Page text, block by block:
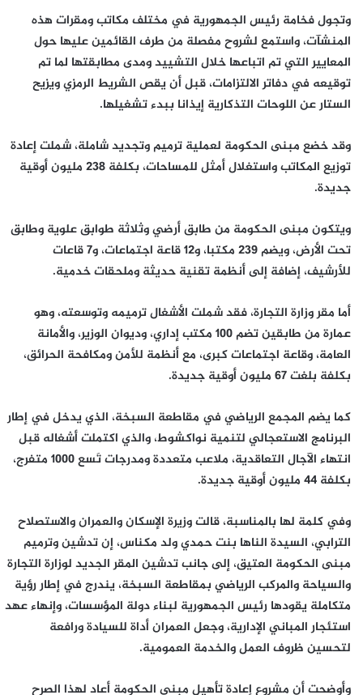
وتجول فخامة رئيس الجمهورية في مختلف مكاتب ومقرات هذه
المنشآت، واستمع لشروح مفصلة من طرف القائمين عليها حول
المعايير التي تم اتباعها خلال التشييد ومدى مطابقتها لما تم
توقيعه في دفاتر الالتزامات، قبل أن يقص الشريط الرمزي ويزيح
الستار عن اللوحات التذكارية إيذانا ببدء تشغيلها.
وقد خضع مبنى الحكومة لعملية ترميم وتجديد شاملة، شملت إعادة
توزيع المكاتب واستغلال أمثل للمساحات، بكلفة 238 مليون أوقية
جديدة.
ويتكون مبنى الحكومة من طابق أرضي وثلاثة طوابق علوية وطابق
تحت الأرض، ويضم 239 مكتبا، و12 قاعة اجتماعات، و7 قاعات
للأرشيف، إضافة إلى أنظمة تقنية حديثة وملحقات خدمية.
أما مقر وزارة التجارة، فقد شملت الأشغال ترميمه وتوسعته، وهو
عمارة من طابقين تضم 100 مكتب إداري، وديوان الوزير، والأمانة
العامة، وقاعة اجتماعات كبرى، مع أنظمة للأمن ومكافحة الحرائق،
بكلفة بلغت 67 مليون أوقية جديدة.
كما يضم المجمع الرياضي في مقاطعة السبخة، الذي يدخل في إطار
البرنامج الاستعجالي لتنمية نواكشوط، والذي اكتملت أشغاله قبل
انتهاء الآجال التعاقدية، ملاعب متعددة ومدرجات تَسع 1000 متفرج،
بكلفة 44 مليون أوقية جديدة.
وفي كلمة لها بالمناسبة، قالت وزيرة الإسكان والعمران والاستصلاح
الترابي، السيدة الناها بنت حمدي ولد مكناس، إن تدشين وترميم
مبنى الحكومة العتيق، إلى جانب تدشين المقر الجديد لوزارة التجارة
والسياحة والمركب الرياضي بمقاطعة السبخة، يندرج في إطار رؤية
متكاملة يقودها رئيس الجمهورية لبناء دولة المؤسسات، وإنهاء عهد
استئجار المباني الإدارية، وجعل العمران أداة للسيادة ورافعة
لتحسين ظروف العمل والخدمة العمومية.
وأوضحت أن مشروع إعادة تأهيل مبنى الحكومة أعاد لهذا الصرح